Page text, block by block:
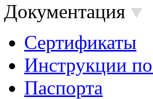
Документация
Сертификаты
Инструкции
Паспорта